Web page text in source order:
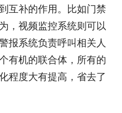
互补的作用。比如门禁
，视频监控系统则可以
报系统负责呼叫相关人
有机的联合体，所有的
程度大有提高，省去了